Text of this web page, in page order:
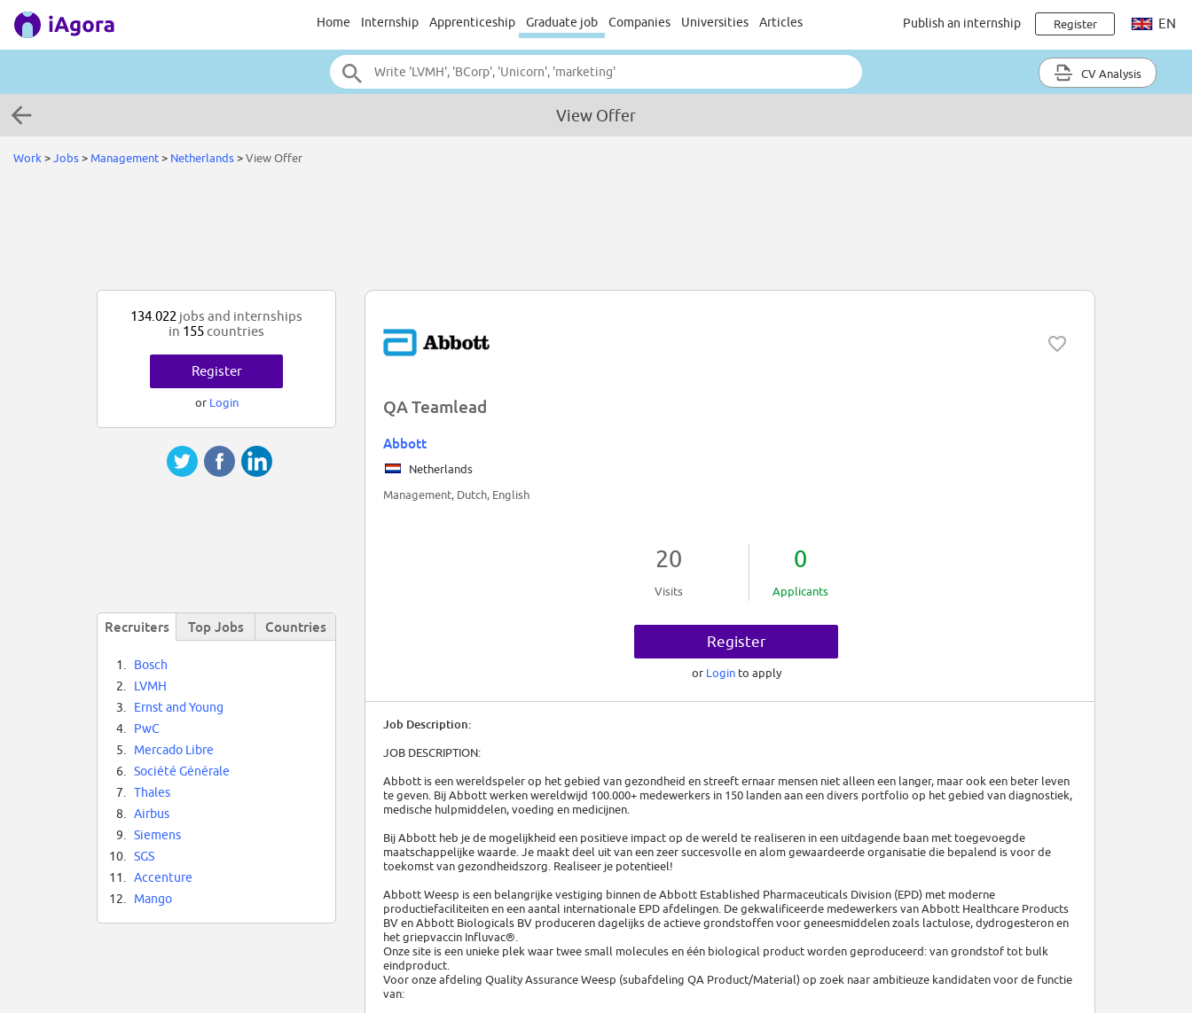
Home Internship Apprenticeship Graduate job Companies Universities Articles Publish an internship Register EN
CV Analysis
View Offer
Work >Jobs> Management> Netherlands>View Offer
QA Teamlead
Abbott
Netherlands
Management, Dutch, English
20
Visits
0
Applicants
Register
or Login to apply
Job Description:
JOB DESCRIPTION:
Abbott is een wereldspeler op het gebied van gezondheid en streeft ernaar mensen niet alleen een langer, maar ook een beter leven
te geven. Bij Abbott werken wereldwijd 100.000+ medewerkers in 150 landen aan een divers portfolio op het gebied van diagnostiek,
medische hulpmiddelen, voeding en medicijnen.
Bij Abbott heb je de mogelijkheid een positieve impact op de wereld te realiseren in een uitdagende baan met toegevoegde
maatschappelijke waarde. Je maakt deel uit van een zeer succesvolle en alom gewaardeerde organisatie die bepalend is voor de
toekomst van gezondheidszorg. Realiseer je potentieel!
Abbott Weesp is een belangrijke vestiging binnen de Abbott Established Pharmaceuticals Division (EPD) met moderne
productiefaciliteiten en een aantal internationale EPD afdelingen. De gekwalificeerde medewerkers van Abbott Healthcare Products
BV en Abbott Biologicals BV produceren dagelijks de actieve grondstoffen voor geneesmiddelen zoals lactulose, dydrogesteron en
het griepvaccin Influvac®.
Onze site is een unieke plek waar twee small molecules en één biological product worden geproduceerd: van grondstof tot bulk
eindproduct.
Voor onze afdeling Quality Assurance Weesp (subafdeling QA Product/Material) op zoek naar ambitieuze kandidaten voor de functie
van:
134.022 jobs and internships
in 155countries
Register
or Login
Recruiters Top Jobs Countries
1.
Bosch
2.
LVMH
3.
Ernst and Young
4.
PwC
5.
Mercado Libre
6.
Société Générale
7.
Thales
8.
Airbus
9.
Siemens
10.
SGS
11.
Accenture
12.
Mango